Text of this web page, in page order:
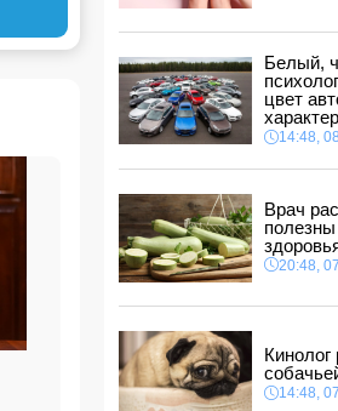
ФИФА выступила с
ВС РФ взяли под
Харьковской области
14:04, 08.08.2026
14:00, 08.08.2026
Никол Пашинян
12:48, 08.08.2026
СМИ: США ищут на Кубе
повторения
Белый,
цвет
14:48,
Врач
20:48,
14:48,